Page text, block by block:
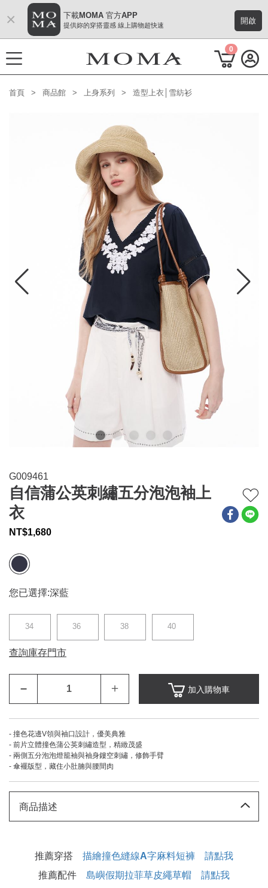
M Plus AW 形象 與時間共存
連身系列
百搭配件
網站須知與政策
× 下載MOMA 官方APP
提供妳的穿搭靈感 線上購物超快速 開啟
0
首頁 商品館 上身系列 造型上衣│雪紡衫
G009461
自信蒲公英刺繡五分泡泡袖上
衣
NT$1,680
您已選擇:深藍
34 36 38 40
查詢庫存門市
– ＋ 加入購物車
- 撞色花邊V領與袖口設計，優美典雅
- 前片立體撞色蒲公英刺繡造型，精緻茂盛
- 兩側五分泡泡燈籠袖與袖身鏤空刺繡，修飾手臂
- 傘襬版型，藏住小肚腩與腰間肉
商品描述
推薦穿搭 描繪撞色縫線A字麻料短褲 請點我
推薦配件 島嶼假期拉菲草皮繩草帽 請點我